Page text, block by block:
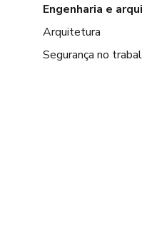
Engenharia e
Arquitetura
Segurança no